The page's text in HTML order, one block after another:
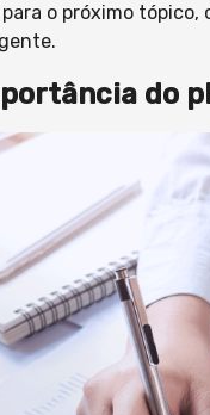
para o próximo
do